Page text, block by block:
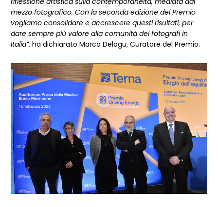
mezzo fotografico. Con la seconda edizione del Premio
vogliamo consolidare e accrescere questi risultati, per
dare sempre più valore alla comunità dei fotografi in
Italia”, ha dichiarato Marco Delogu, Curatore del Premio.